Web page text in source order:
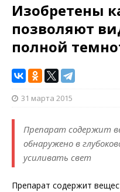
Изобретены
позволяют
полной
31 марта 2015
Препарат содержит
обнаружено в
усиливать свет
Препарат содержит